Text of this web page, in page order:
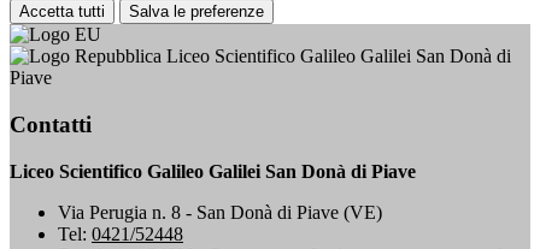
Accetta tutti Salva le preferenze
Liceo Scientifico Galileo Galilei San Donà di
Piave
Contatti
Liceo Scientifico Galileo Galilei San Donà di Piave
Via Perugia n. 8 - San Donà di Piave (VE)
Tel: 0421/52448